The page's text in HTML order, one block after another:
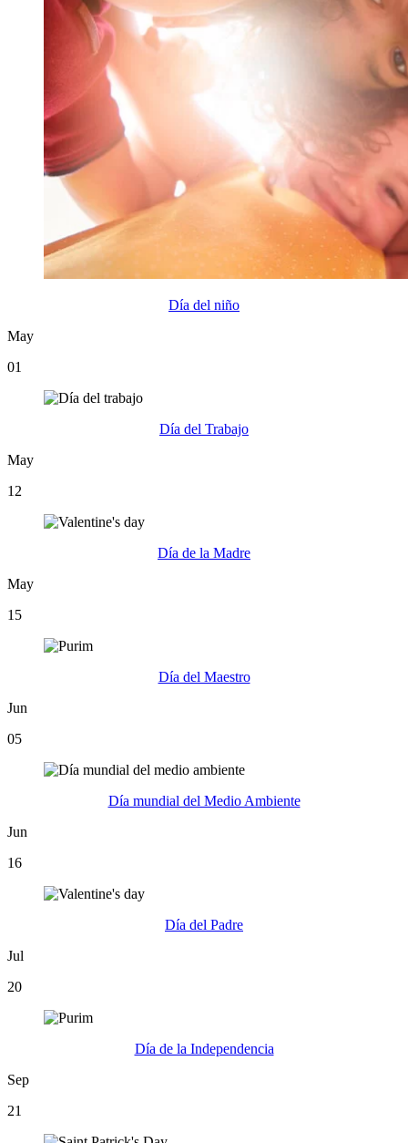
Día del niño
May
01
Día del Trabajo
May
12
Día de la Madre
May
15
Día del Maestro
Jun
05
Día mundial del Medio Ambiente
Jun
16
Día del Padre
Jul
20
Día de la Independencia
Sep
21